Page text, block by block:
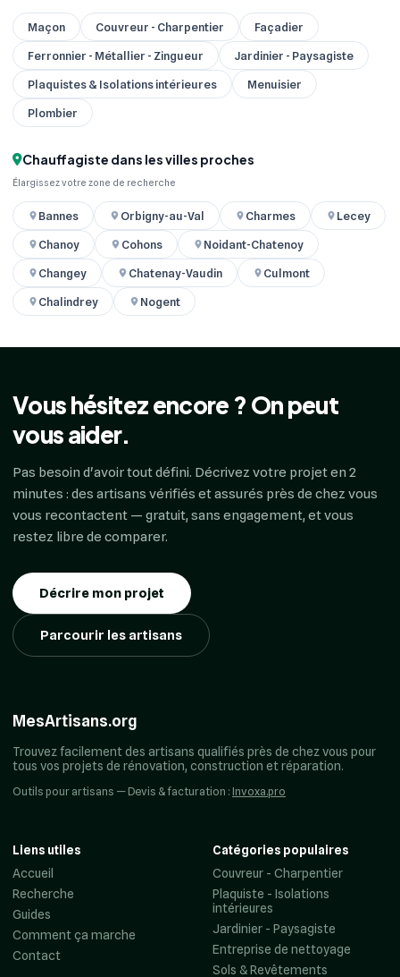
Maçon Couvreur - Charpentier
Façadier
Ferronnier - Métallier - Zingueur
Jardinier - Paysagiste
Plaquistes & Isolations intérieures
Menuisier
Plombier
Chauffagiste dans les villes proches
Élargissez votre zone de recherche
Bannes Orbigny-au-Val Charmes
Lecey
Chanoy
Cohons
Noidant-Chatenoy
Changey
Chatenay-Vaudin
Culmont
Chalindrey
Nogent
Vous hésitez encore ? On peut
vous aider.
Pas besoin d'avoir tout défini. Décrivez votre projet en 2
minutes : des artisans vérifiés et assurés près de chez vous
vous recontactent — gratuit, sans engagement, et vous
restez libre de comparer.
Décrire mon projet
Parcourir les artisans
MesArtisans.org
Trouvez facilement des artisans qualifiés près de chez vous pour
tous vos projets de rénovation, construction et réparation.
Outils pour artisans — Devis & facturation : Invoxa.pro
Liens utiles
Accueil
Recherche
Guides
Comment ça marche
Contact
Catégories populaires
Couvreur - Charpentier
Plaquiste - Isolations
intérieures
Jardinier - Paysagiste
Entreprise de nettoyage
Sols & Revêtements